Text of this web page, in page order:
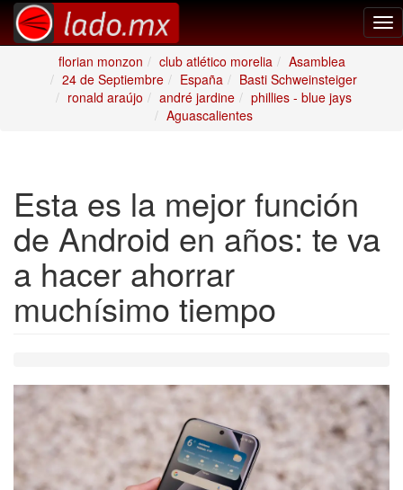
florian monzon
club atlético morelia
Asamblea
24 de Septiembre
España
Basti Schweinsteiger
ronald araújo
andré jardine
phillies - blue jays
Aguascalientes
Esta es la mejor función
de Android en años: te va
a hacer ahorrar
muchísimo tiempo